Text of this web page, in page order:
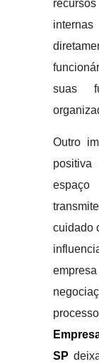
suas
Outro
espaço
cuidado
SP